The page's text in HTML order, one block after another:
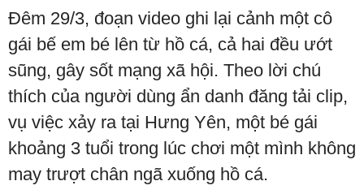
Đêm 29/3, đoạn video ghi lại cảnh một cô
gái bế em bé lên từ hồ cá, cả hai đều ướt
sũng, gây sốt mạng xã hội. Theo lời chú
thích của người dùng ẩn danh đăng tải clip,
vụ việc xảy ra tại Hưng Yên, một bé gái
khoảng 3 tuổi trong lúc chơi một mình không
may trượt chân ngã xuống hồ cá.